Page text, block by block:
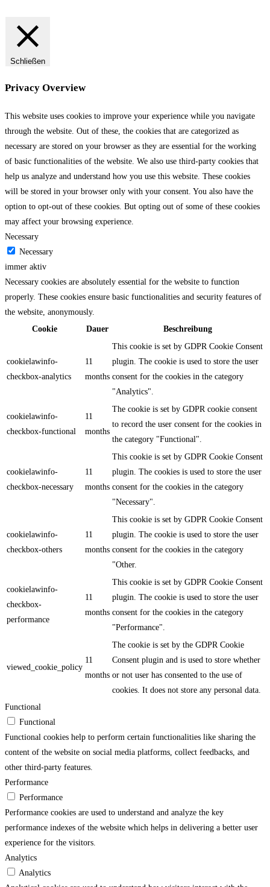
Schließen
Privacy Overview
This website uses cookies to improve your experience while you navigate
through the website. Out of these, the cookies that are categorized as
necessary are stored on your browser as they are essential for the working
of basic functionalities of the website. We also use third-party cookies that
help us analyze and understand how you use this website. These cookies
will be stored in your browser only with your consent. You also have the
option to opt-out of these cookies. But opting out of some of these cookies
may affect your browsing experience.
Necessary
Necessary
immer aktiv
Necessary cookies are absolutely essential for the website to function
properly. These cookies ensure basic functionalities and security features of
the website, anonymously.
Cookie
Dauer Beschreibung
cookielawinfo-
checkbox-analytics
11
months
This cookie is set by GDPR Cookie Consent
plugin. The cookie is used to store the user
consent for the cookies in the category
"Analytics".
cookielawinfo-
checkbox-functional
11
months
The cookie is set by GDPR cookie consent
to record the user consent for the cookies in
the category "Functional".
cookielawinfo-
checkbox-necessary
11
months
This cookie is set by GDPR Cookie Consent
plugin. The cookies is used to store the user
consent for the cookies in the category
"Necessary".
cookielawinfo-
checkbox-others
11
months
This cookie is set by GDPR Cookie Consent
plugin. The cookie is used to store the user
consent for the cookies in the category
"Other.
cookielawinfo-
checkbox-
performance
11
months
This cookie is set by GDPR Cookie Consent
plugin. The cookie is used to store the user
consent for the cookies in the category
"Performance".
viewed_cookie_policy
11
months
The cookie is set by the GDPR Cookie
Consent plugin and is used to store whether
or not user has consented to the use of
cookies. It does not store any personal data.
Functional
Functional
Functional cookies help to perform certain functionalities like sharing the
content of the website on social media platforms, collect feedbacks, and
other third-party features.
Performance
Performance
Performance cookies are used to understand and analyze the key
performance indexes of the website which helps in delivering a better user
experience for the visitors.
Analytics
Analytics